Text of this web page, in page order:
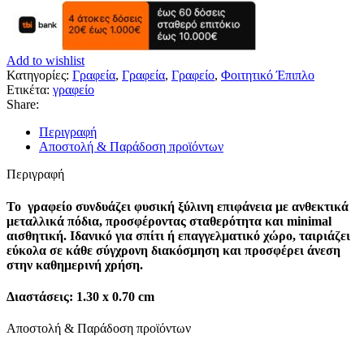
Add to wishlist
Κατηγορίες: Γραφεία, Γραφεία, Γραφείο, Φοιτητικό Έπιπλο
Ετικέτα: γραφείο
Share:
Περιγραφή
Αποστολή & Παράδοση προϊόντων
Περιγραφή
Το γραφείο συνδυάζει φυσική ξύλινη επιφάνεια με ανθεκτικά
μεταλλικά πόδια, προσφέροντας σταθερότητα και minimal
αισθητική. Ιδανικό για σπίτι ή επαγγελματικό χώρο, ταιριάζει
εύκολα σε κάθε σύγχρονη διακόσμηση και προσφέρει άνεση
στην καθημερινή χρήση.
Διαστάσεις: 1.30 x 0.70 cm
Αποστολή & Παράδοση προϊόντων